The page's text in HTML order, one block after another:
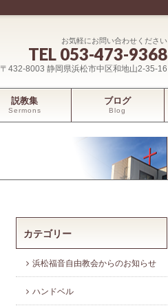
お気軽にお問い合わせください
TEL 053-473-9368
〒432-8003 静岡県浜松市中区和地山2-35-16
説教集
Sermons
ブログ
Blog
カテゴリー
浜松福音自由教会からのお知らせ
ハンドベル